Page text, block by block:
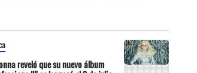
reveló que su nuevo álbum